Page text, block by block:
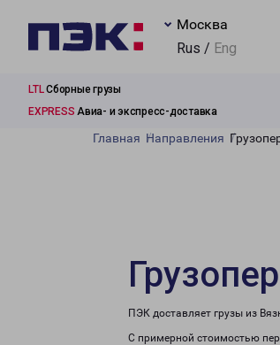
Москва
Rus / Eng
LTLСборные грузы
EXPRESS Авиа- и экспресс-доставка
Главная Направления
ПЭК доставляет грузы из
С примерной стоимостью